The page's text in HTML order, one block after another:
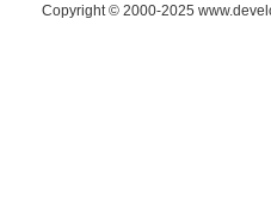
Copyright © 2000-2025